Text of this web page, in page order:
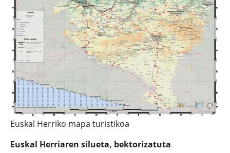
Euskal Herriko mapa turistikoa
Euskal Herriaren silueta, bektorizatuta